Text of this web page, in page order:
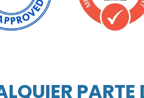
PARTE